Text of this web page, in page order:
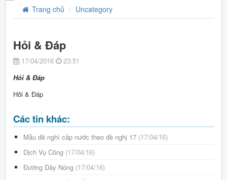
Trang chủ Uncategory
Hỏi & Đáp
17/04/2016
23:51
Hỏi & Đáp
Hỏi & Đáp
Các tin khác:
Mẫu đề nghì cấp nước theo đề nghị 17 (17/04/16)
Dịch Vụ Công (17/04/16)
Đường Dây Nóng (17/04/16)